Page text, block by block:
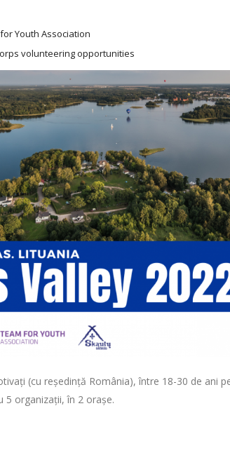
Youth Association
volunteering opportunities
(cu reședință România), între 18-30 de ani
5 organizații, în 2 orașe.